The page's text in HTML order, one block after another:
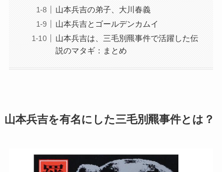
山本兵吉の弟子、大川春義
山本兵吉とゴールデンカムイ
山本兵吉は、三毛別羆事件で活躍した伝
説のマタギ：まとめ
山本兵吉を有名にした三毛別羆事件とは？